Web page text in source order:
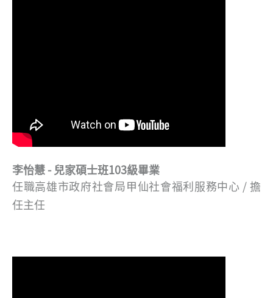
李怡慧 - 兒家碩士班103級畢業
任職高雄市政府社會局甲仙社會福利服務中心 / 擔
任主任